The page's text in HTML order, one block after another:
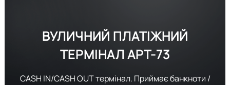
ВУЛИЧНИЙ ПЛАТІЖНИЙ
ТЕРМІНАЛAPT-73
CASH IN/CASH OUT термінал. Приймає банкноти /